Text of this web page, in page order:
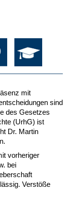
mit
sind
des Gesetzes
(UrhG) ist
Dr. Martin
vorheriger
bei
Verstöße